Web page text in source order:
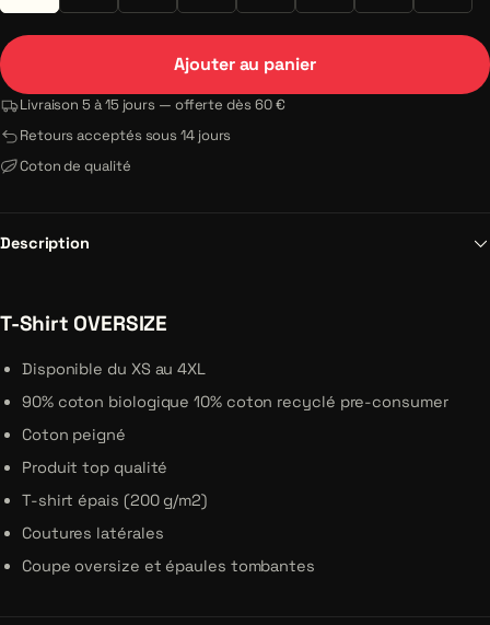
Ajouter au panier
Livraison 5 à 15 jours — offerte dès 60 €
Retours acceptés sous 14 jours
Coton de qualité
Description
T-Shirt OVERSIZE
Disponible du XS au 4XL
90% coton biologique 10% coton recyclé pre-consumer
Coton peigné
Produit top qualité
T-shirt épais (200 g/m2)
Coutures latérales
Coupe oversize et épaules tombantes